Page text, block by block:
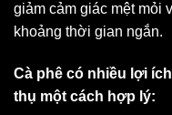
giảm cảm giác mệt mỏi
khoảng thời gian ngắn.
Cà phê có nhiều lợi
thụ một cách hợp lý: